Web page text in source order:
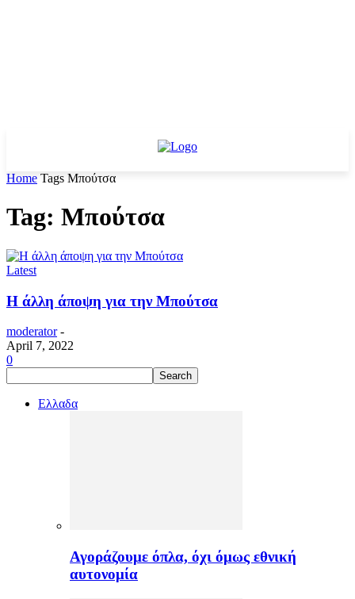
Home Tags Μπούτσα
Tag: Μπούτσα
Latest
Η άλλη άποψη για την Μπούτσα
moderator -
April 7, 2022
0
Ελλαδα
Αγοράζουμε όπλα, όχι όμως εθνική
αυτονομία